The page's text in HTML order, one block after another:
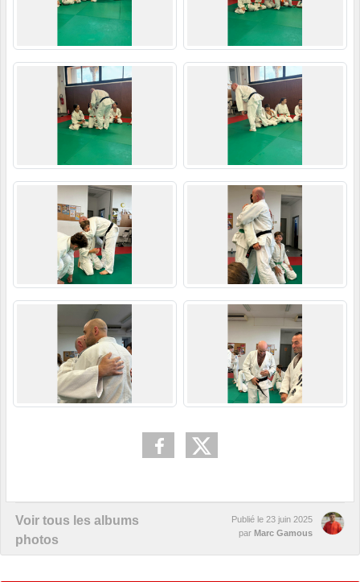
Voir tous les albums
photos
Publié le 23 juin 2025
par Marc Gamous